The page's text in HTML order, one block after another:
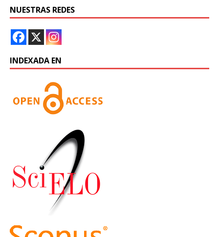
NUESTRAS REDES
INDEXADA EN